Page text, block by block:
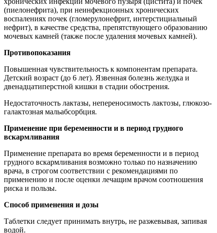
(пиелонефрита), при неинфекционных хронических
воспалениях почек (гломерулонефрит, интерстициальный
нефрит), в качестве средства, препятствующего образованию
мочевых камней (также после удаления мочевых камней).
Противопоказания
Повышенная чувствительность к компонентам препарата.
Детский возраст (до 6 лет). Язвенная болезнь желудка и
двенадцатиперстной кишки в стадии обострения.
Недостаточность лактазы, непереносимость лактозы, глюкозо-
галактозная мальабсорбция.
Применение при беременности и в период грудного
вскармливания
Применение препарата во время беременности и в период
грудного вскармливания возможно только по назначению
врача, в строгом соответствии с рекомендациями по
применению и после оценки лечащим врачом соотношения
риска и пользы.
Способ применения и дозы
Таблетки следует принимать внутрь, не разжевывая, запивая
водой.